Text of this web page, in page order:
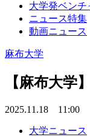
大学発ベンチ
ニュース特集
動画ニュース
麻布大学
【麻布大学
2025.11.18 11:00
大学ニュース